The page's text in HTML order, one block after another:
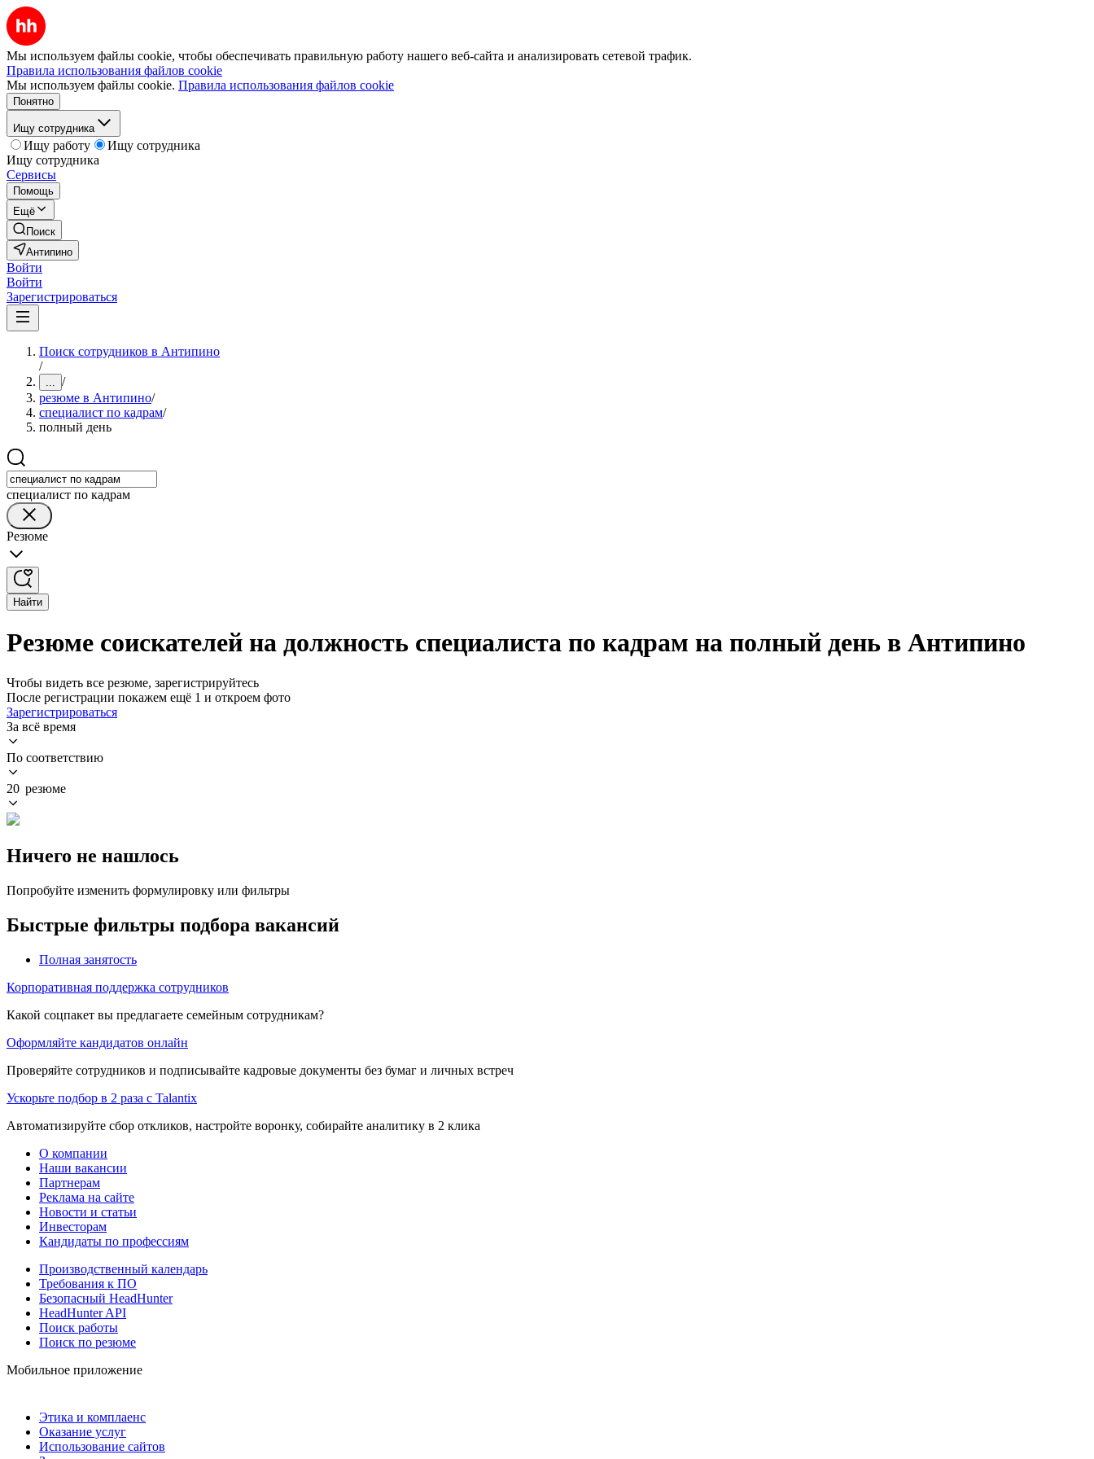
Мы используем файлы cookie, чтобы обеспечивать правильную работу нашего веб-сайта и анализировать сетевой трафик.
Правила использования файлов cookie
Мы используем файлы cookie. Правила использования файлов cookie
Понятно
Ищу сотрудника
Ищу работу
Ищу сотрудника
Ищу сотрудника
Сервисы
Помощь
Ещё
Поиск
Антипино
Войти
Войти
Зарегистрироваться
Поиск сотрудников в Антипино
/
... /
резюме в Антипино/
специалист по кадрам/
полный день
специалист по кадрам
Резюме
Найти
Резюме соискателей на должность специалиста по кадрам на полный день в Антипино
Чтобы видеть все резюме, зарегистрируйтесь
После регистрации покажем ещё 1 и откроем фото
Зарегистрироваться
За всё время
По соответствию
20 резюме
Ничего не нашлось
Попробуйте изменить формулировку или фильтры
Быстрые фильтры подбора вакансий
Полная занятость
Корпоративная поддержка сотрудников
Какой соцпакет вы предлагаете семейным сотрудникам?
Оформляйте кандидатов онлайн
Проверяйте сотрудников и подписывайте кадровые документы без бумаг и личных встреч
Ускорьте подбор в 2 раза с Talantix
Автоматизируйте сбор откликов, настройте воронку, собирайте аналитику в 2 клика
О компании
Наши вакансии
Партнерам
Реклама на сайте
Новости и статьи
Инвесторам
Кандидаты по профессиям
Производственный календарь
Требования к ПО
Безопасный HeadHunter
HeadHunter API
Поиск работы
Поиск по резюме
Мобильное приложение
Этика и комплаенс
Оказание услуг
Использование сайтов